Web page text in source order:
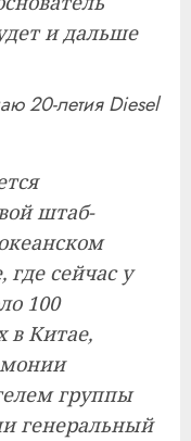
и дальше
20-летия Diesel
штаб-
где сейчас у
100
в Китае,
группы
генеральный